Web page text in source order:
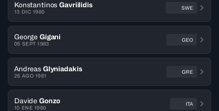
Konstantinos Gavriilidis
13 DIC 1980
SWE
George Gigani
05 SEPT 1983
GEO
Andreas Glyniadakis
26 AGO 1981
GRE
Davide Gonzo
10 ENE 1980
ITA